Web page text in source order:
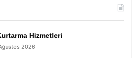
Hizmetleri
2026